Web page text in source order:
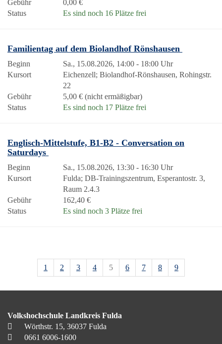
Gebühr
0,00 €
Status
Es sind noch 16 Plätze frei
Familientag auf dem Biolandhof Rönshausen
Beginn
Sa., 15.08.2026, 14:00 - 18:00 Uhr
Kursort
Eichenzell; Biolandhof-Rönshausen, Rohingstr.
22
Gebühr
5,00 € (nicht ermäßigbar)
Status
Es sind noch 17 Plätze frei
Englisch-Mittelstufe, B1-B2 - Conversation on
Saturdays
Beginn
Sa., 15.08.2026, 13:30 - 16:30 Uhr
Kursort
Fulda; DB-Trainingszentrum, Esperantostr. 3,
Raum 2.4.3
Gebühr
162,40 €
Status
Es sind noch 3 Plätze frei
1 2 3 4 5 6 7 8 9
Volkshochschule Landkreis Fulda
Wörthstr. 15, 36037 Fulda
0661 6006-1600